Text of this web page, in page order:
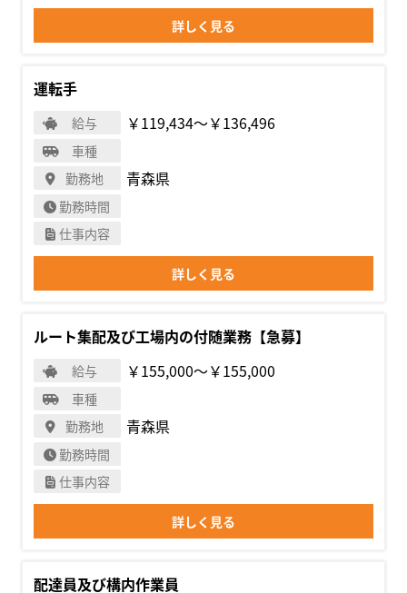
詳しく見る
運転手
給与 ￥119,434〜￥136,496
車種
勤務地
青森県
勤務時間
仕事内容
詳しく見る
ルート集配及び工場内の付随業務【急募】
給与 ￥155,000〜￥155,000
車種
勤務地
青森県
勤務時間
仕事内容
詳しく見る
配達員及び構内作業員